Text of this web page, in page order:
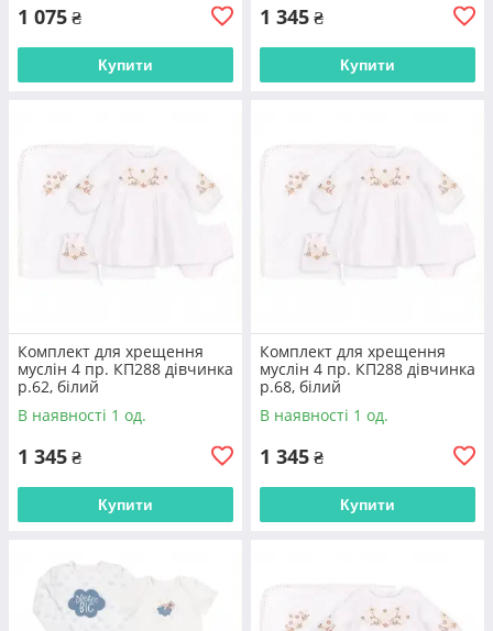
1 075₴
Купити
1 345₴
Купити
Комплект для хрещення
муслін 4 пр. КП288 дівчинка
р.62, білий
В наявності 1 од.
1 345₴
Купити
Комплект для хрещення
муслін 4 пр. КП288 дівчинка
р.68, білий
В наявності 1 од.
1 345₴
Купити